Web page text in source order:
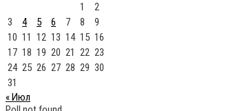
1
2
3
4 5 6 7 8
9
10 11 12 13 14 15 16
17 18 19 20 21 22 23
24 25 26 27 28 29 30
31
« Июл